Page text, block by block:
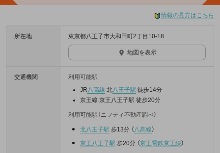
情報の見方はこちら
所在地 東京都八王子市大和田町2丁目10-18
地図を表示
交通機関
利用可能駅
JR八高線 北八王子駅 徒歩14分
京王線 京王八王子駅 徒歩20分
利用可能駅（ニフティ不動産調べ）
北八王子駅 歩13分 （八高線）
京王八王子駅 歩20分 （京王電鉄京王線）